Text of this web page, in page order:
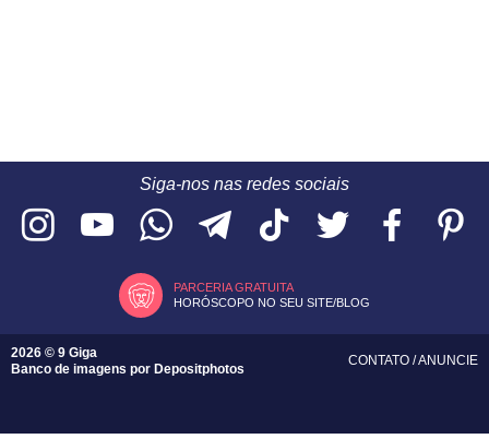
Siga-nos nas redes sociais
PARCERIA GRATUITA
HORÓSCOPO NO SEU SITE/BLOG
2026 © 9 Giga
Banco de imagens por Depositphotos
CONTATO /ANUNCIE